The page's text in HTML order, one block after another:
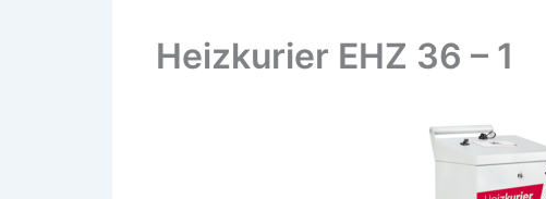
Heizkurier EHZ 36 – 1